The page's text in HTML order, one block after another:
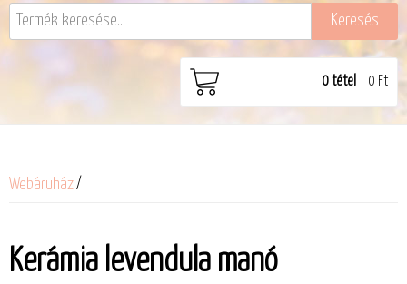
0tétel 0 Ft
Webáruház/
Kerámia levendula manó